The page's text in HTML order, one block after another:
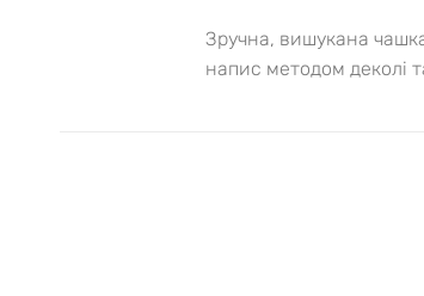
Зручна, вишукана
напис методом деколі